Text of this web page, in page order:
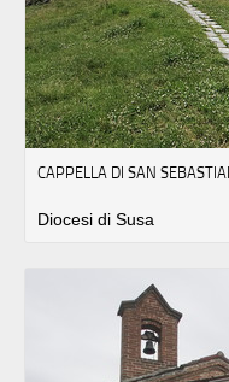
CAPPELLA DI SAN
Diocesi di Susa